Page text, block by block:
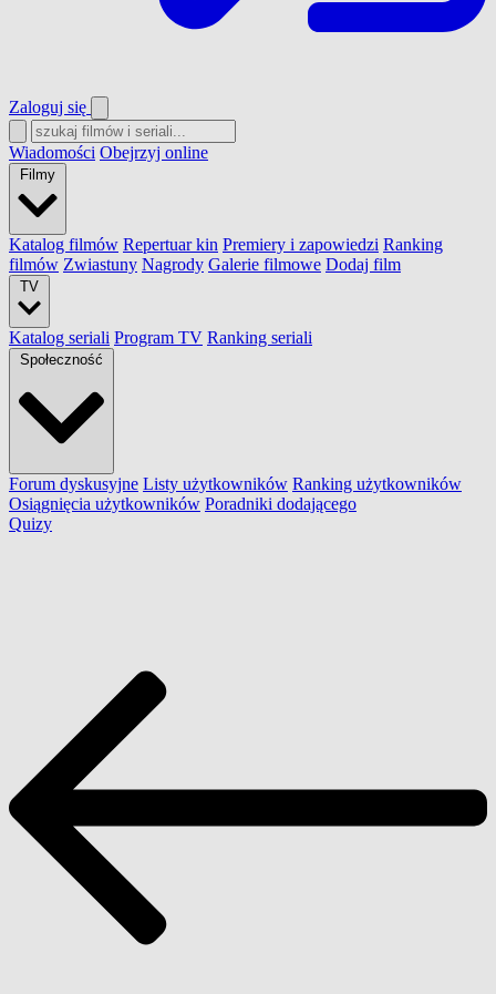
Zaloguj się
Wiadomości Obejrzyj online
Filmy
Katalog filmów Repertuar kin Premiery i zapowiedzi Ranking
filmów Zwiastuny Nagrody Galerie filmowe Dodaj film
TV
Katalog seriali Program TV Ranking seriali
Społeczność
Forum dyskusyjne Listy użytkowników Ranking użytkowników
Osiągnięcia użytkowników Poradniki dodającego
Quizy